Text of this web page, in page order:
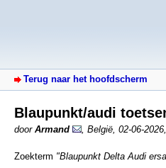
Terug naar het hoofdscherm
Blaupunkt/audi
door Armand België 02-06-
Zoekterm "Blaupunkt Delta Audi